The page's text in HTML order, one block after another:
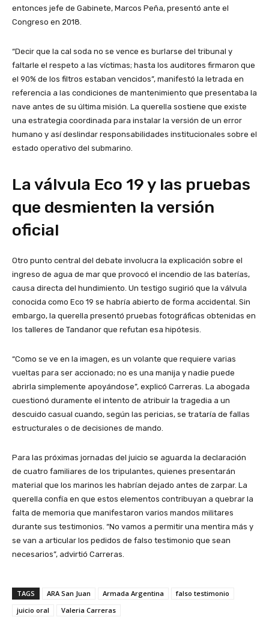
entonces jefe de Gabinete, Marcos Peña, presentó ante el
Congreso en 2018.
“Decir que la cal soda no se vence es burlarse del tribunal y
faltarle el respeto a las víctimas; hasta los auditores firmaron que
el 90% de los filtros estaban vencidos”, manifestó la letrada en
referencia a las condiciones de mantenimiento que presentaba la
nave antes de su última misión. La querella sostiene que existe
una estrategia coordinada para instalar la versión de un error
humano y así deslindar responsabilidades institucionales sobre el
estado operativo del submarino.
La válvula Eco 19 y las pruebas
que desmienten la versión
oficial
Otro punto central del debate involucra la explicación sobre el
ingreso de agua de mar que provocó el incendio de las baterías,
causa directa del hundimiento. Un testigo sugirió que la válvula
conocida como Eco 19 se habría abierto de forma accidental. Sin
embargo, la querella presentó pruebas fotográficas obtenidas en
los talleres de Tandanor que refutan esa hipótesis.
“Como se ve en la imagen, es un volante que requiere varias
vueltas para ser accionado; no es una manija y nadie puede
abrirla simplemente apoyándose”, explicó Carreras. La abogada
cuestionó duramente el intento de atribuir la tragedia a un
descuido casual cuando, según las pericias, se trataría de fallas
estructurales o de decisiones de mando.
Para las próximas jornadas del juicio se aguarda la declaración
de cuatro familiares de los tripulantes, quienes presentarán
material que los marinos les habrían dejado antes de zarpar. La
querella confía en que estos elementos contribuyan a quebrar la
falta de memoria que manifestaron varios mandos militares
durante sus testimonios. “No vamos a permitir una mentira más y
se van a articular los pedidos de falso testimonio que sean
necesarios”, advirtió Carreras.
TAGS ARA San Juan Armada Argentina
falso testimonio
juicio oral
Valeria Carreras